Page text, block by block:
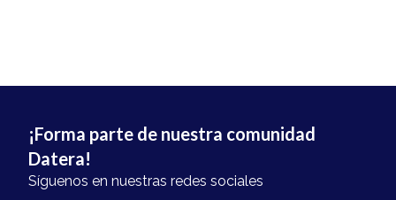
¡Forma parte de nuestra comunidad
Datera!
Síguenos en nuestras redes sociales